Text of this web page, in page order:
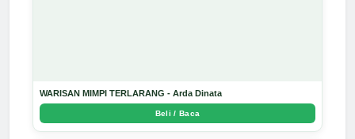
WARISAN MIMPI TERLARANG - Arda Dinata
Beli / Baca